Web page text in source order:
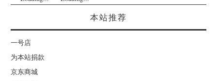
本站推荐
一号店
为本站捐款
京东商城